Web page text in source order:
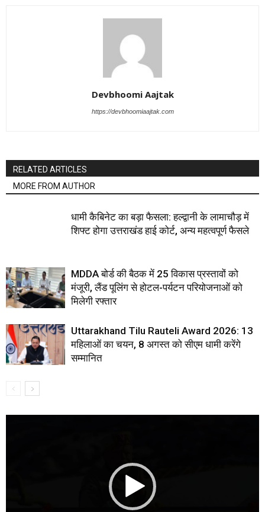
Devbhoomi Aajtak
https://devbhoomiaajtak.com
RELATED ARTICLES
MORE FROM AUTHOR
धामी कैबिनेट का बड़ा फैसला: हल्द्वानी के लामाचौड़ में
शिफ्ट होगा उत्तराखंड हाई कोर्ट, अन्य महत्वपूर्ण फैसले
MDDA बोर्ड की बैठक में 25 विकास प्रस्तावों को
मंजूरी, लैंड पूलिंग से होटल-पर्यटन परियोजनाओं को
मिलेगी रफ्तार
Uttarakhand Tilu Rauteli Award 2026: 13
महिलाओं का चयन, 8 अगस्त को सीएम धामी करेंगे
सम्मानित